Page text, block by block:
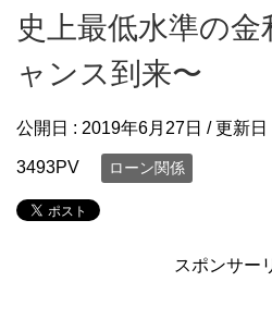
史上最低水準の
ャンス到来〜
公開日 : 2019年6月27日 / 更新日
3493PV ローン関係
スポンサー